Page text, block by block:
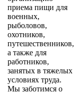
приема пищи для
военных,
рыболовов,
охотников,
путешественников,
а также для
работников,
занятых в тяжелых
условиях труда.
Мы заботимся о